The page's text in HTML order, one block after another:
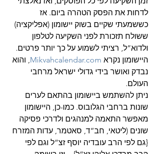
לדחות את הפסק הטהרה ביום. אז
כששמעתי שקיים בשוק יישומון (אפליקציה)
ששולח תזכורת לפני השקיעה לטלפון
ולדוא”ל, רציתי לשמוע על כך יותר פרטים.
היישומון נקרא Mikvahcalendar.com, והוא
נבדק ואושר בידי גדולי ישראל מרחבי
העולם.
ניתן להשתמש ביישומון בהתאם לערים
שונות ברחבי הגלובוס. כמו-כן, היישומון
מאפשר התאמה למנהגים ולדרכי פסיקה
שונים (ליטאי, חב”ד, סאטמר, עדות המזרח
{גם לפי הרב עובדיה יוסף זצ”ל וגם לפי